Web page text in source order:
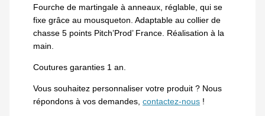
Fourche de martingale à anneaux, réglable, qui se
fixe grâce au mousqueton. Adaptable au collier de
chasse 5 points Pitch’Prod’ France. Réalisation à la
main.
Coutures garanties 1 an.
Vous souhaitez personnaliser votre produit ? Nous
répondons à vos demandes,contactez-nous !